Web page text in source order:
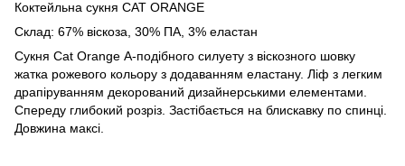
Коктейльна сукня CAT ORANGE
Склад: 67% віскоза, 30% ПА, 3% еластан
Сукня Cat Orange А-подібного силуету з віскозного шовку
жатка рожевого кольору з додаванням еластану. Ліф з легким
драпіруванням декорований дизайнерськими елементами.
Спереду глибокий розріз. Застібається на блискавку по спинці.
Довжина максі.